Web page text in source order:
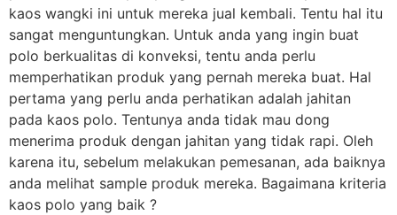
kaos wangki ini untuk mereka jual kembali. Tentu hal itu
sangat menguntungkan. Untuk anda yang ingin buat
polo berkualitas di konveksi, tentu anda perlu
memperhatikan produk yang pernah mereka buat. Hal
pertama yang perlu anda perhatikan adalah jahitan
pada kaos polo. Tentunya anda tidak mau dong
menerima produk dengan jahitan yang tidak rapi. Oleh
karena itu, sebelum melakukan pemesanan, ada baiknya
anda melihat sample produk mereka. Bagaimana kriteria
kaos polo yang baik ?